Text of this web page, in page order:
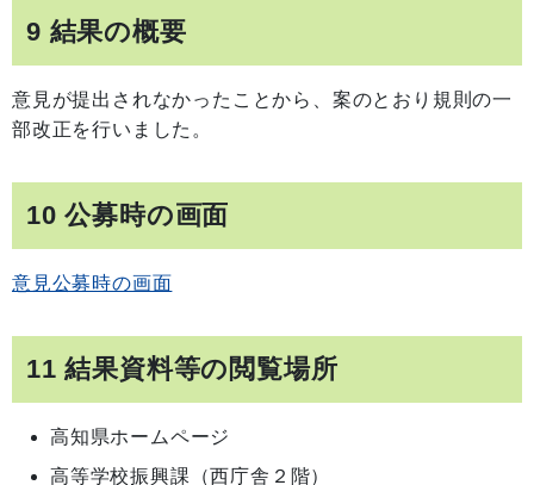
9 結果の概要
意見が提出されなかったことから、案のとおり規則の一
部改正を行いました。
10 公募時の画面
意見公募時の画面
11 結果資料等の閲覧場所
高知県ホームページ
高等学校振興課（西庁舎２階）